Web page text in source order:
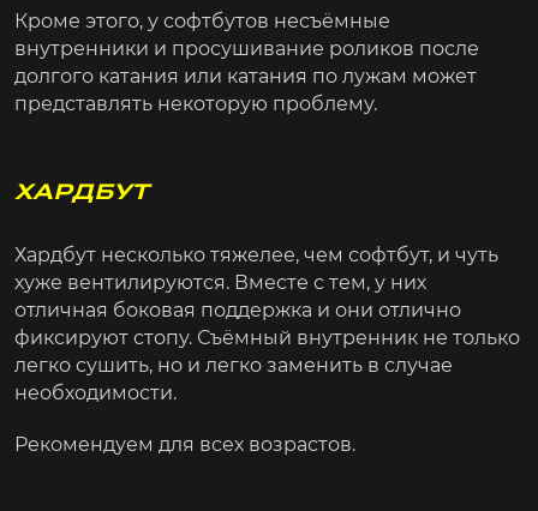
Кроме этого, у софтбутов несъёмные
внутренники и просушивание роликов после
долгого катания или катания по лужам может
представлять некоторую проблему.
ХАРДБУТ
Хардбут несколько тяжелее, чем софтбут, и чуть
хуже вентилируются. Вместе с тем, у них
отличная боковая поддержка и они отлично
фиксируют стопу. Съёмный внутренник не только
легко сушить, но и легко заменить в случае
необходимости.
Рекомендуем для всех возрастов.